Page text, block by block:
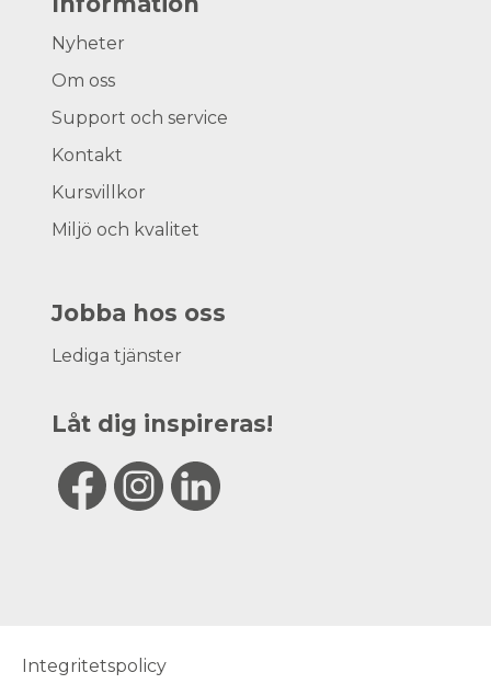
Nyheter
Om oss
Support och service
Kontakt
Kursvillkor
Miljö och kvalitet
Jobba hos oss
Lediga tjänster
Låt dig inspireras!
Integritetspolicy